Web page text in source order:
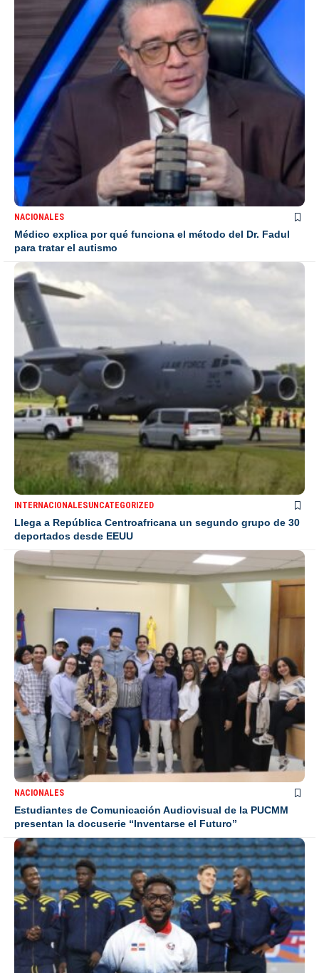
NACIONALES
Médico explica por qué funciona el método del Dr. Fadul
para tratar el autismo
INTERNACIONALESUNCATEGORIZED
Llega a República Centroafricana un segundo grupo de 30
deportados desde EEUU
NACIONALES
Estudiantes de Comunicación Audiovisual de la PUCMM
presentan la docuserie “Inventarse el Futuro”